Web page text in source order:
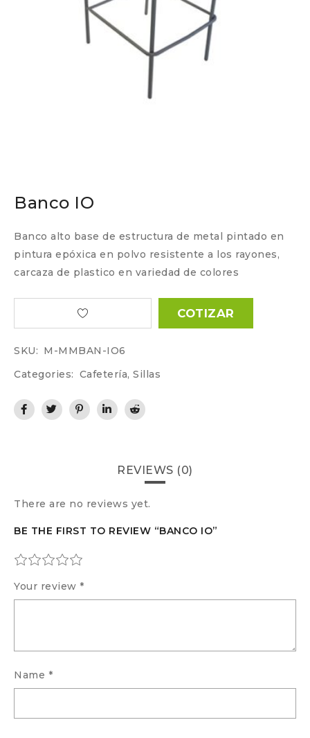
Banco IO
Banco alto base de estructura de metal pintado en
pintura epóxica en polvo resistente a los rayones,
carcaza de plastico en variedad de colores
COTIZAR
SKU: M-MMBAN-IO6
Categories: Cafetería, Sillas
REVIEWS (0)
There are no reviews yet.
BE THE FIRST TO REVIEW “BANCO IO”
Your review *
Name *